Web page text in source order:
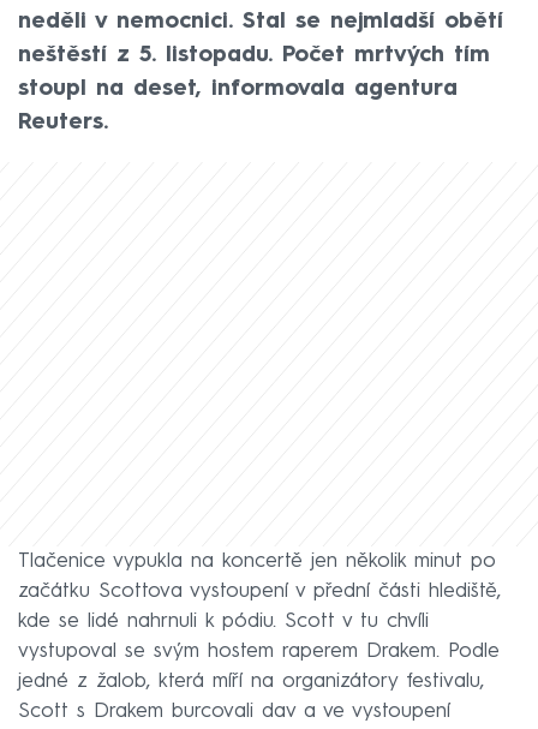
neděli v nemocnici. Stal se nejmladší obětí
neštěstí z 5. listopadu. Počet mrtvých tím
stoupl na deset, informovala agentura
Reuters.
Tlačenice vypukla na koncertě jen několik minut po
začátku Scottova vystoupení v přední části hlediště,
kde se lidé nahrnuli k pódiu. Scott v tu chvíli
vystupoval se svým hostem raperem Drakem. Podle
jedné z žalob, která míří na organizátory festivalu,
Scott s Drakem burcovali dav a ve vystoupení